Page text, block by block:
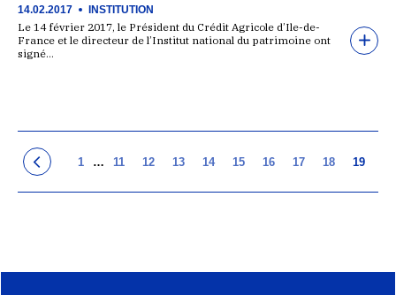
14.02.2017 INSTITUTION
Le 14 février 2017, le Président du Crédit Agricole d’Ile-de-
France et le directeur de l’Institut national du patrimoine ont
signé…
1 … 11 12 13 14 15 16 17 18 19